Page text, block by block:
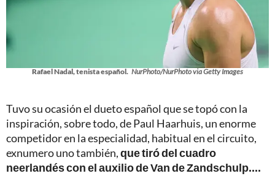
Rafael Nadal, tenista español. NurPhoto/NurPhoto via Getty Images
Tuvo su ocasión el dueto español que se topó con la
inspiración, sobre todo, de Paul Haarhuis, un enorme
competidor en la especialidad, habitual en el circuito,
exnumero uno también,que tiró del cuadro
neerlandés con el auxilio de Van de Zandschulp....